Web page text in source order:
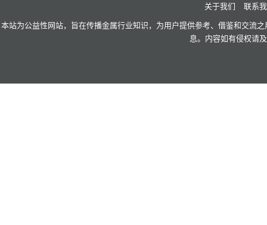
关于我们 联系
本站为公益性网站，旨在传播金属行业知识，为用户提供参考、借鉴和交流
息。内容如有侵权请